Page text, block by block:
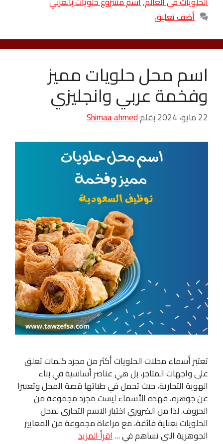
أضف تعليق
اسم محل حلويات مميز
وفخمة عربي وانجليزي
22 مايو، 2024 بقلمShimaa ahmed
تعتبر أسماء محلات الحلويات أكثر من مجرد كلمات تعلق
على واجهات المتاجر، بل هي عناصر أساسية في بناء
الهوية التجارية، حيث تحمل في طياتها قصة المحل وتعبيرا
عن جوهره، فهذه الأسماء ليست مجرد مجموعة من
الحروف. لذا من الضروري اختيار الاسم التجاري لمحل
الحلويات بعناية فائقة، مع مراعاة مجموعة من المعايير
الجوهرية التي تساهم في …اقرأ المزيد